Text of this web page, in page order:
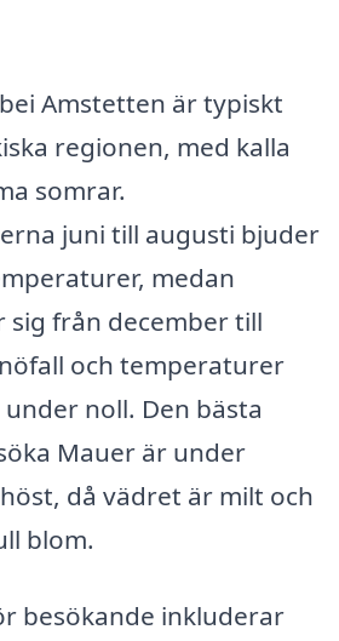
Amstetten är typiskt
regionen, med kalla
somrar.
juni till augusti bjuder
medan
från december till
och temperaturer
noll. Den bästa
Mauer är under
då vädret är milt och
blom.
besökande inkluderar